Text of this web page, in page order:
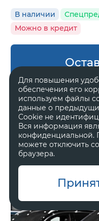
В наличии
Можно в кредит
Альметьевск
Chery Tiggo
Прайм / Prime
2 508 000 ₽
Для повышения
обеспечения его
используем файлы
данные о
Cookie не
Вся информация
конфиденциальной.
можете отключить
браузера.